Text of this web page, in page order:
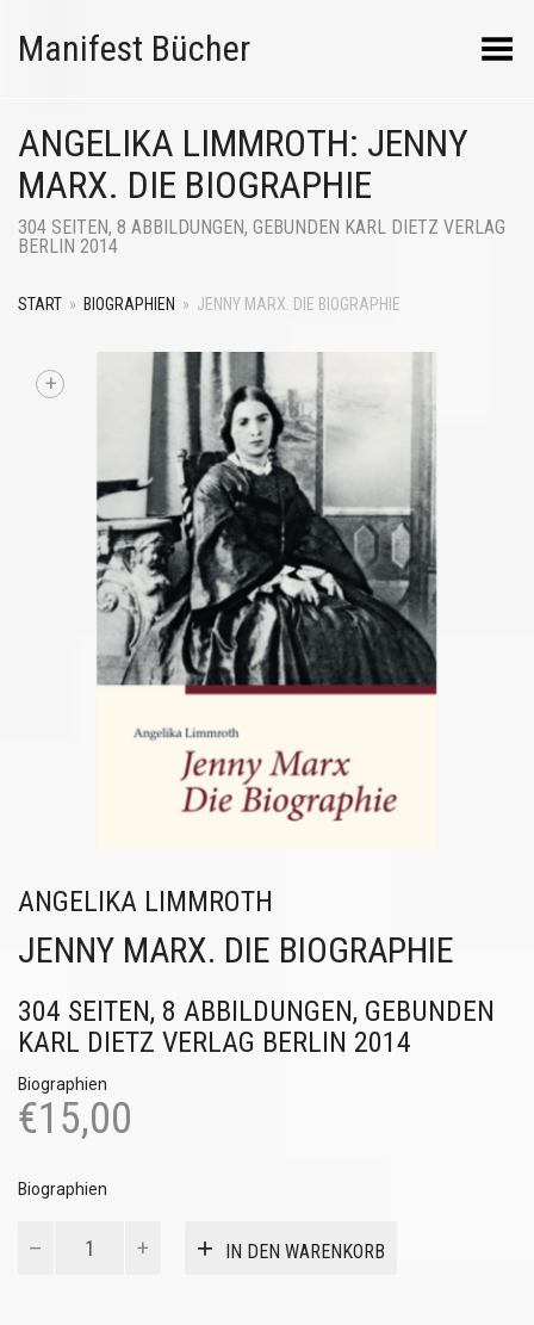
Manifest Bücher Menü umschalten
ANGELIKA LIMMROTH: JENNY
MARX. DIE BIOGRAPHIE
304 SEITEN, 8 ABBILDUNGEN, GEBUNDEN KARL DIETZ VERLAG
BERLIN 2014
START » BIOGRAPHIEN » JENNY MARX. DIE BIOGRAPHIE
+
ANGELIKA LIMMROTH
JENNY MARX. DIE BIOGRAPHIE
304 SEITEN, 8 ABBILDUNGEN, GEBUNDEN
KARL DIETZ VERLAG BERLIN 2014
Biographien
€15,00
Biographien
IN DEN WARENKORB